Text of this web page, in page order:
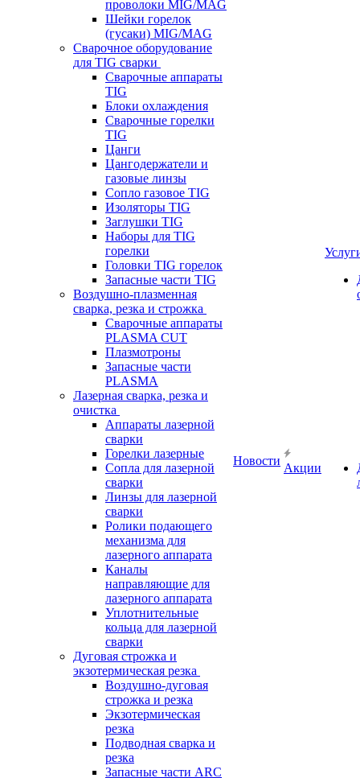
проволоки MIG/MAG
Шейки горелок
(гусаки) MIG/MAG
Сварочное оборудование
для TIG сварки
Сварочные аппараты
TIG
Блоки охлаждения
Сварочные горелки
TIG
Цанги
Цангодержатели и
газовые линзы
Сопло газовое TIG
Изоляторы TIG
Заглушки TIG
Наборы для TIG
горелки
Головки TIG горелок
Запасные части TIG
Воздушно-плазменная
сварка, резка и строжка
Сварочные аппараты
PLASMA CUT
Плазмотроны
Запасные части
PLASMA
Лазерная сварка, резка и
очистка
Аппараты лазерной
сварки
Горелки лазерные
Сопла для лазерной
сварки
Линзы для лазерной
сварки
Ролики подающего
механизма для
лазерного аппарата
Каналы
направляющие для
лазерного аппарата
Уплотнительные
кольца для лазерной
сварки
Дуговая строжка и
экзотермическая резка
Воздушно-дуговая
строжка и резка
Экзотермическая
резка
Подводная сварка и
резка
Запасные части ARC
Новости
Акции